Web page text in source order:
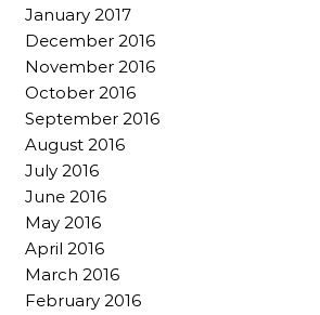
January 2017
December 2016
November 2016
October 2016
September 2016
August 2016
July 2016
June 2016
May 2016
April 2016
March 2016
February 2016